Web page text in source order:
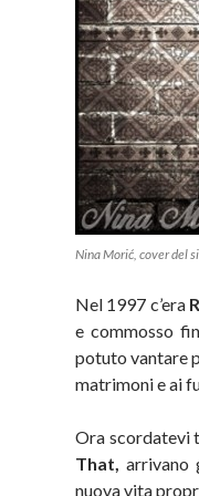
Nina Morić, cover del
Nel 1997 c’era
e commosso
potuto vantare
matrimoni e ai
Ora scordatevi
That, arrivano
nuova vita